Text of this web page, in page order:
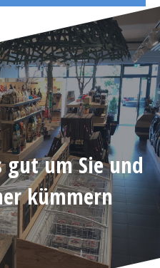
um Sie und
kümmern